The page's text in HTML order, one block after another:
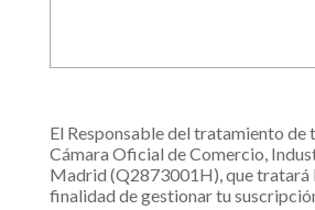
El Responsable del tratamiento de
Cámara Oficial de Comercio,
Madrid (Q2873001H), que tratará
finalidad de gestionar tu